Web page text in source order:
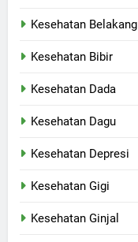
Kesehatan Belakang
Kesehatan Bibir
Kesehatan Dada
Kesehatan Dagu
Kesehatan Depresi
Kesehatan Gigi
Kesehatan Ginjal